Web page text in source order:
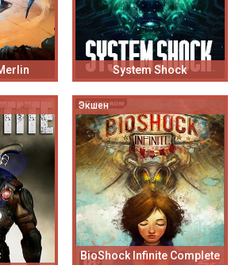
System Shock
Экшен
BioShock Infinite Complete